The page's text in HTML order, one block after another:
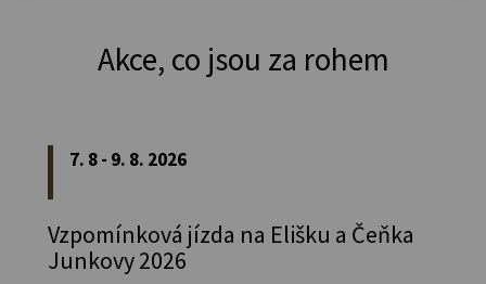
Akce, co jsou za rohem
7. 8 - 9. 8. 2026
Vzpomínková jízda na Elišku a Čeňka
Junkovy 2026